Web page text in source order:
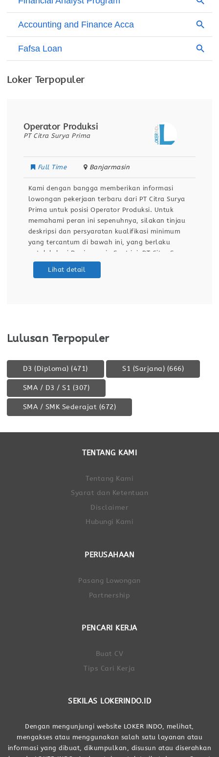
Loker Terpopuler
Operator Produksi
PT Citra Surya Prima
Full Time Banjarmasin
Kami dengan bangga memberikan informasi
lowongan pekerjaan terbaru dari PT Citra Surya
Prima untuk posisi Operator Produksi. Untuk
memahami peran ini sepenuhnya, silakan tinjau
deskripsi dan persyaratan kualifikasi minimum
yang tercantum di bawah ini, yang berlaku
untuk lokasi Banjarmasin.Saat ini, PT Citra Surya
Prima sedang menjalankan program rekrutmen
Lihat detail
Lulusan Terpopuler
D3 (Diploma) (471) S1 (Sarjana) (666)
SMA / D3 / S1 (307)
SMA / SMK Sederajat (672)
TENTANG KAMI
Tentang Kami
Syarat dan Ketentuan
Disclaimer
Hubungi Kami
PERUSAHAAN
Pasang Lowongan
Partnership
PENCARI KERJA
Buat CV
Tips Cari Kerja
SEKILAS LOKERINDO.ID
Dengan mengunjungi website LOKER INDO, melihat,
mengakses atau menggunakan salah satu layanan atau
informasi yang dibuat, dikumpulkan, disusun atau diserahkan